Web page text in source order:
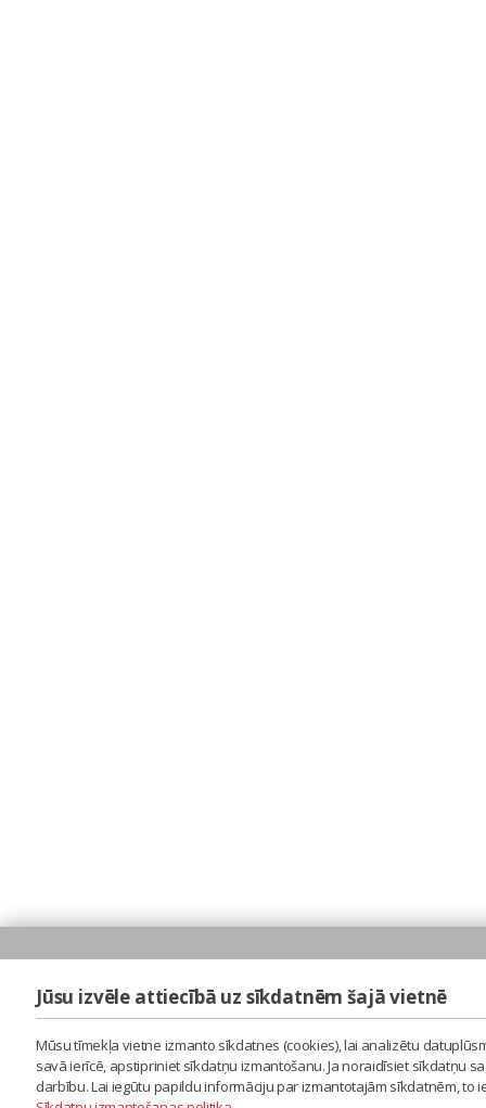
Jūsu izvēle attiecībā uz sīkdatnēm šajā vietnē
Mūsu tīmekļa vietne izmanto sīkdatnes (cookies), lai analizētu
savā ierīcē, apstipriniet sīkdatņu izmantošanu. Ja noraidīsiet sīkdatņu
darbību. Lai iegūtu papildu informāciju par izmantotajām sīkdatnēm,